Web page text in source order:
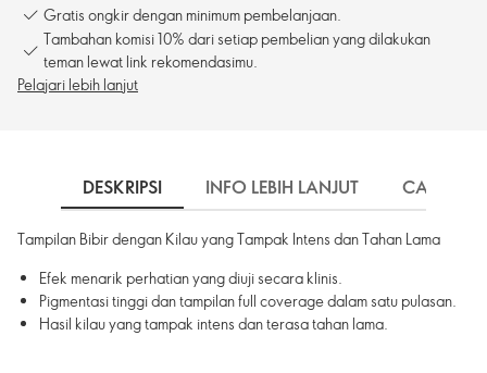
Gratis ongkir dengan minimum pembelanjaan.
Tambahan komisi 10% dari setiap pembelian yang dilakukan
teman lewat link rekomendasimu.
Pelajari lebih lanjut
DESKRIPSI INFO LEBIH LANJUT CARA
Tampilan Bibir dengan Kilau yang Tampak Intens dan Tahan Lama
Efek menarik perhatian yang diuji secara klinis.
Pigmentasi tinggi dan tampilan full coverage dalam satu pulasan.
Hasil kilau yang tampak intens dan terasa tahan lama.